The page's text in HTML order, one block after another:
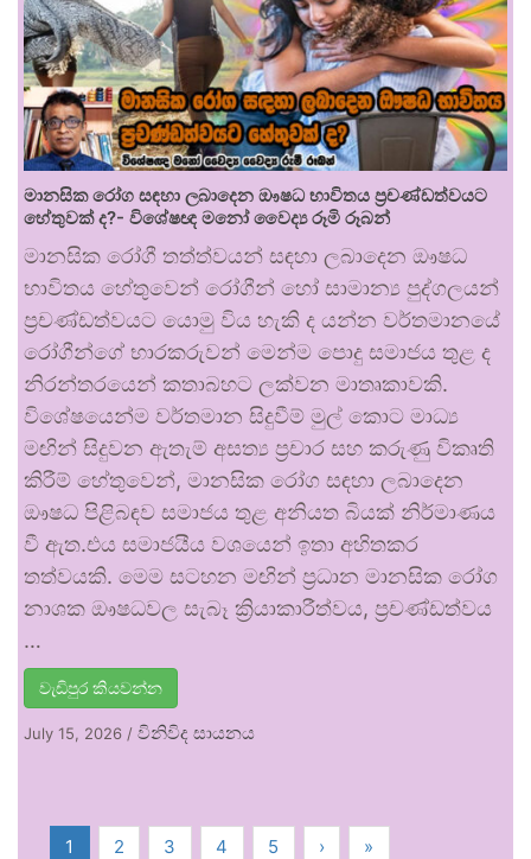
මානසික රෝග සඳහා ලබාදෙන ඖෂධ භාවිතය ප්‍රචණ්ඩත්වයට
හේතුවක් ද?- විශේෂඥ මනෝ වෛද්‍ය රූමි රූබන්
මානසික රෝගී තත්ත්වයන් සඳහා ලබාදෙන ඖෂධ
භාවිතය හේතුවෙන් රෝගීන් හෝ සාමාන්‍ය පුද්ගලයන්
ප්‍රචණ්ඩත්වයට යොමු විය හැකි ද යන්න වර්තමානයේ
රෝගීන්ගේ භාරකරුවන් මෙන්ම පොදු සමාජය තුළ ද
නිරන්තරයෙන් කතාබහට ලක්වන මාතෘකාවකි.
විශේෂයෙන්ම වර්තමාන සිදුවීම් මුල් කොට මාධ්‍ය
මඟින් සිදුවන ඇතැම් අසත්‍ය ප්‍රචාර සහ කරුණු විකෘති
කිරීම් හේතුවෙන්, මානසික රෝග සඳහා ලබාදෙන
ඖෂධ පිළිබඳව සමාජය තුළ අනියත බියක් නිර්මාණය
වී ඇත.එය සමාජයීය වශයෙන් ඉතා අහිතකර
තත්වයකි. මෙම සටහන මඟින් ප්‍රධාන මානසික රෝග
නාශක ඖෂධවල සැබෑ ක්‍රියාකාරීත්වය, ප්‍රචණ්ඩත්වය
…
වැඩිපුර කියවන්න
July 15, 2026 / විනිවිද සායනය
1 2 3 4 5 › »